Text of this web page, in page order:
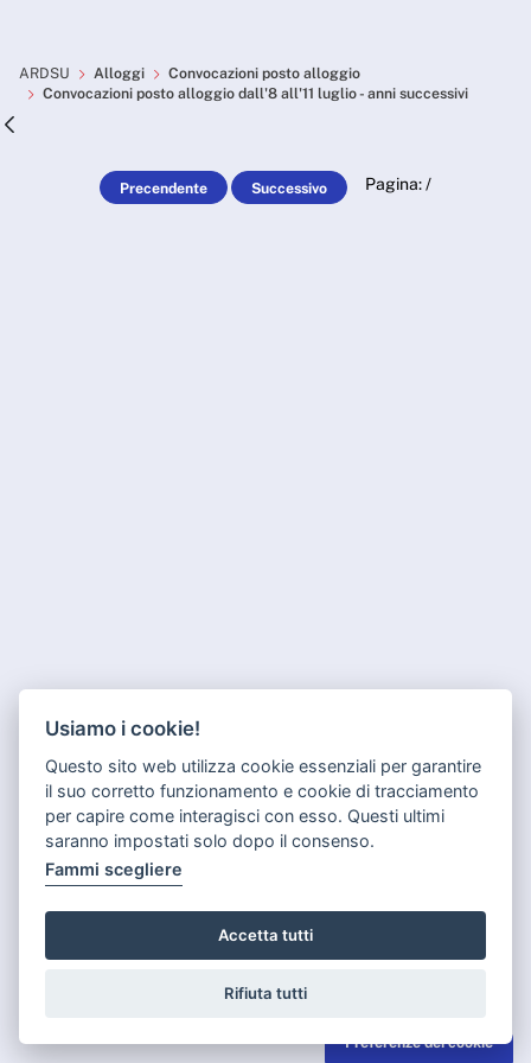
Convocazioni posto
ARDSU Alloggi
Convocazioni posto alloggio
Convocazioni posto alloggio dall'8 all'11 luglio - anni successivi
Precendente Successivo Pagina:/
Usiamo i cookie!
Questo sito web utilizza cookie essenziali per garantire
il suo corretto funzionamento e cookie di tracciamento
per capire come interagisci con esso. Questi ultimi
saranno impostati solo dopo il consenso.
Fammi scegliere
Accetta tutti
Rifiuta tutti